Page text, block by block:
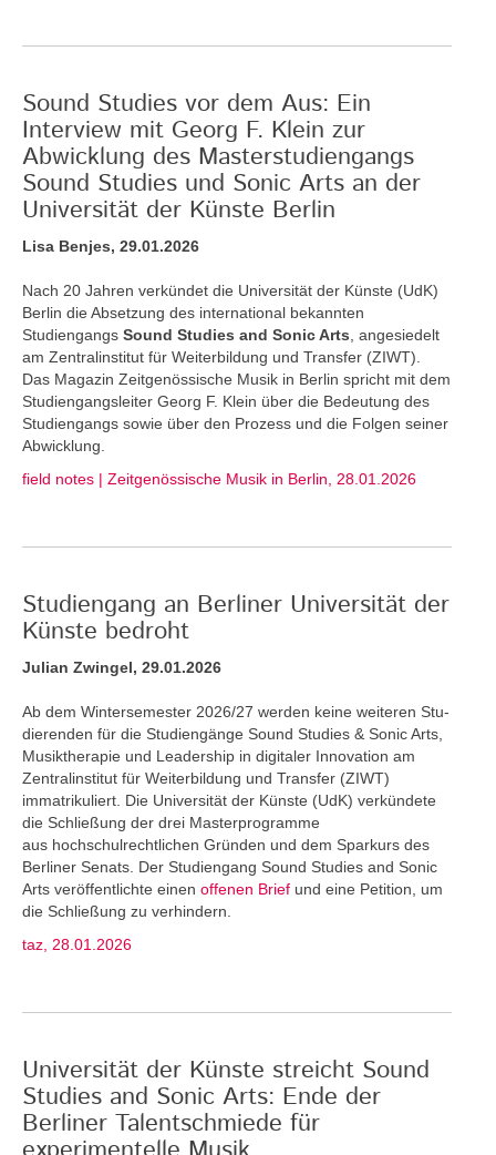
Sound Studies vor dem Aus: Ein
Interview mit Georg F. Klein zur
Abwicklung des Masterstudiengangs
Sound Studies und Sonic Arts an der
Universität der Künste Berlin
Lisa Benjes, 29.01.2026
Nach 20 Jahren verkündet die Universität der Künste (UdK)
Berlin die Absetzung des international bekannten
Studiengangs Sound Studies and Sonic Arts , angesiedelt
am Zentralinstitut für Weiterbildung und Transfer (ZIWT).
Das Magazin Zeitgenössische Musik in Berlin spricht mit dem
Studiengangsleiter Georg F. Klein über die Bedeutung des
Studiengangs sowie über den Prozess und die Folgen seiner
Abwicklung.
field notes | Zeitgenössische Musik in Berlin, 28.01.2026
Studiengang an Berliner Universität der
Künste bedroht
Julian Zwingel, 29.01.2026
Ab dem Wintersemester 2026/27 werden keine weiteren Stu­
dierenden für die Studiengänge Sound Studies & Sonic Arts,
Musiktherapie und Leadership in digitaler Innovation am
Zentralinstitut für Weiterbildung und Transfer (ZIWT)
immatrikuliert. Die Universität der Künste (UdK) verkündete
die Schließung der drei Masterprogramme
aus hochschulrechtlichen Gründen und dem Sparkurs des
Berliner Senats. Der Studiengang Sound Studies and Sonic
Arts veröffentlichte einen offenen Brief und eine Petition, um
die Schließung zu verhindern.
taz, 28.01.2026
Universität der Künste streicht Sound
Studies and Sonic Arts: Ende der
Berliner Talentschmiede für